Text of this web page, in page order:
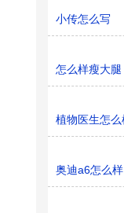
小传怎么写
怎么样瘦大腿
植物医生怎么
奥迪a6怎么样